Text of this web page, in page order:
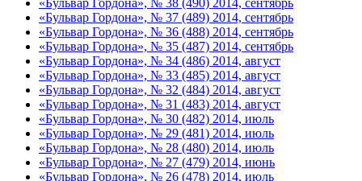
«Бульвар Гордона», № 37 (489) 2014, сентябрь
«Бульвар Гордона», № 36 (488) 2014, сентябрь
«Бульвар Гордона», № 35 (487) 2014, сентябрь
«Бульвар Гордона», № 34 (486) 2014, август
«Бульвар Гордона», № 33 (485) 2014, август
«Бульвар Гордона», № 32 (484) 2014, август
«Бульвар Гордона», № 31 (483) 2014, август
«Бульвар Гордона», № 30 (482) 2014, июль
«Бульвар Гордона», № 29 (481) 2014, июль
«Бульвар Гордона», № 28 (480) 2014, июль
«Бульвар Гордона», № 27 (479) 2014, июнь
«Бульвар Гордона», № 26 (478) 2014, июль